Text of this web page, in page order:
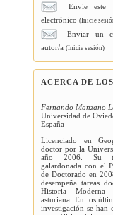
Envíe este
electrónico(Inicie
Enviar un
autor/a(Inicie sesión)
ACERCA DE
Fernando Manzano
Universidad de
España
Licenciado en
doctor por la
año 2006. Su
galardonada con el
de Doctorado en
desempeña tareas
Historia
asturiana. En los
investigación se han